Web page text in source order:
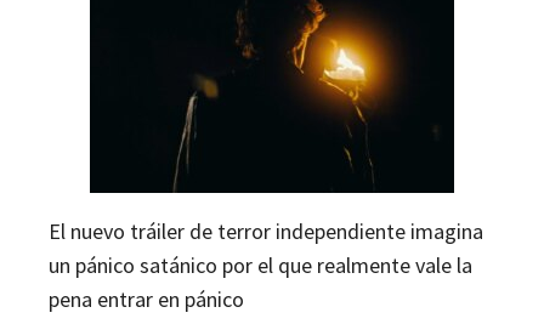
El nuevo tráiler de terror independiente imagina
un pánico satánico por el que realmente vale la
pena entrar en pánico